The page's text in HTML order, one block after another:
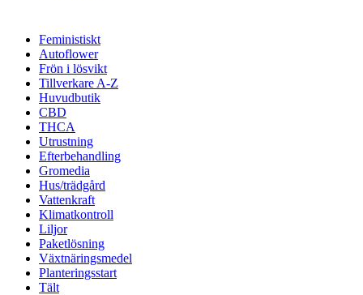
Feministiskt
Autoflower
Frön i lösvikt
Tillverkare A-Z
Huvudbutik
CBD
THCA
Utrustning
Efterbehandling
Gromedia
Hus/trädgård
Vattenkraft
Klimatkontroll
Liljor
Paketlösning
Växtnäringsmedel
Planteringsstart
Tält